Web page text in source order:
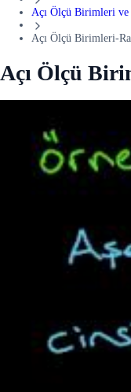
Açı Ölçü Birimleri ve
Açı Ölçü Birimleri-
Açı Ölçü